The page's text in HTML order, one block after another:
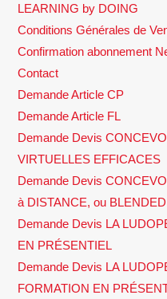
LEARNING by DOING
Conditions Générales de
Confirmation abonnement
Contact
Demande Article CP
Demande Article FL
Demande Devis
VIRTUELLES EFFICACES
Demande Devis
à DISTANCE, ou BLENDED
Demande Devis LA
EN PRÉSENTIEL
Demande Devis LA
FORMATION EN